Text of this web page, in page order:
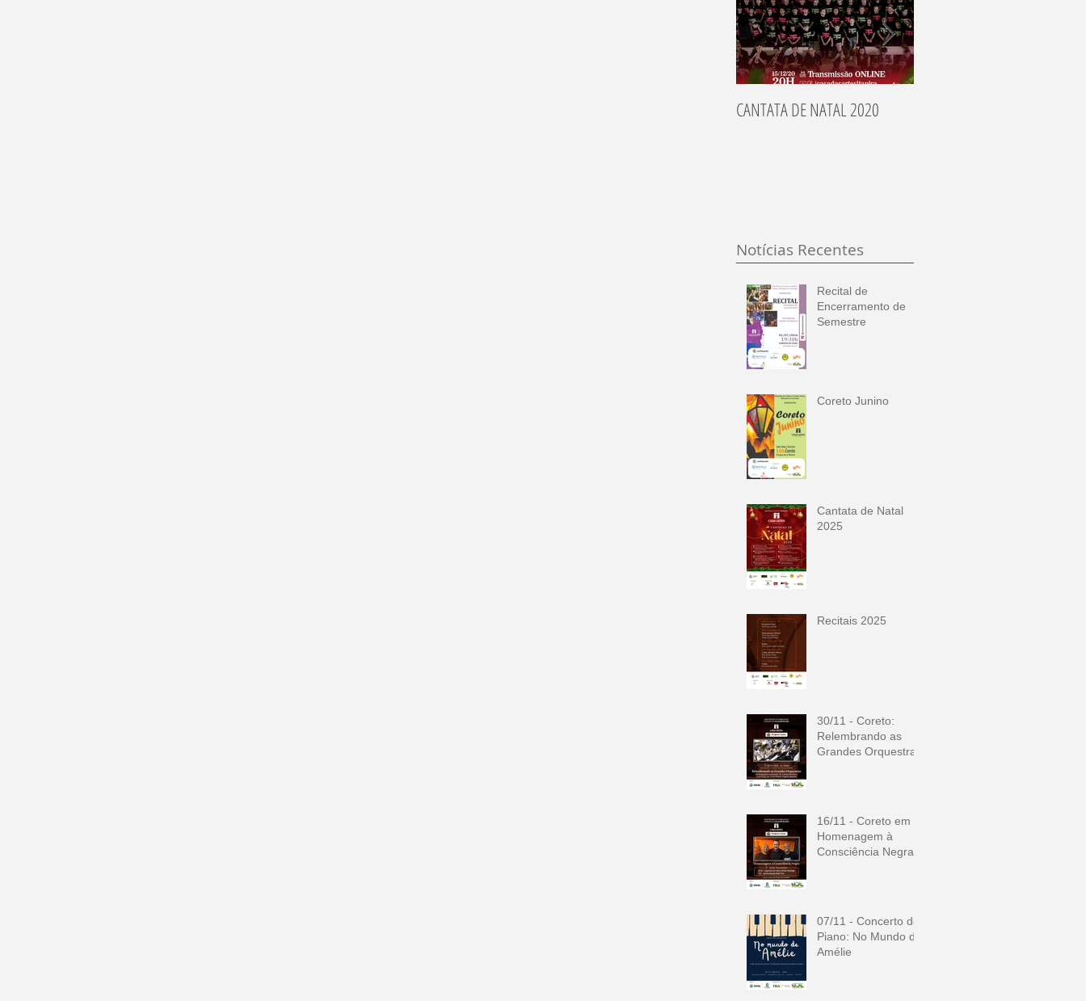
CANTATA DE NATAL 2020
Notícias Recentes
Recital de
Encerramento de
Semestre
Coreto Junino
Cantata de Natal
2025
Recitais 2025
30/11 - Coreto:
Relembrando as
Grandes Orquestras
16/11 - Coreto em
Homenagem à
Consciência Negra
07/11 - Concerto de
Piano: No Mundo de
Amélie